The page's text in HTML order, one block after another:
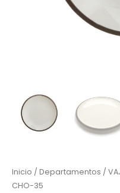
Inicio / Departamentos /
CHO-35